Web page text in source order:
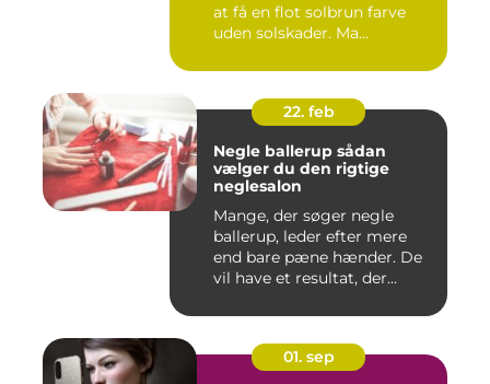
at få en flot solbrun farve
uden solskader. Ma...
22. feb
Negle ballerup sådan
vælger du den rigtige
neglesalon
Mange, der søger negle
ballerup, leder efter mere
end bare pæne hænder. De
vil have et resultat, der...
01. sep